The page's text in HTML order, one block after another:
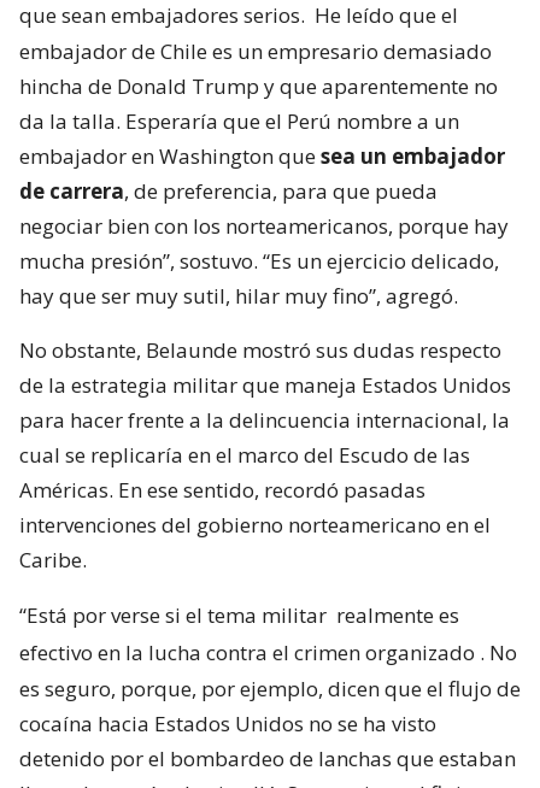
que sean embajadores serios. He leído que el
embajador de Chile es un empresario demasiado
hincha de Donald Trump y que aparentemente no
da la talla. Esperaría que el Perú nombre a un
embajador en Washington quesea un embajador
de carrera, de preferencia, para que pueda
negociar bien con los norteamericanos, porque hay
mucha presión”, sostuvo. “Es un ejercicio delicado,
hay que ser muy sutil, hilar muy fino”, agregó.
No obstante, Belaunde mostró sus dudas respecto
de la estrategia militar que maneja Estados Unidos
para hacer frente a la delincuencia internacional, la
cual se replicaría en el marco del Escudo de las
Américas. En ese sentido, recordó pasadas
intervenciones del gobierno norteamericano en el
Caribe.
“Está por verse si el tema militar realmente es
efectivo en la lucha contra el crimen organizado . No
es seguro, porque, por ejemplo, dicen que el flujo de
cocaína hacia Estados Unidos no se ha visto
detenido por el bombardeo de lanchas que estaban